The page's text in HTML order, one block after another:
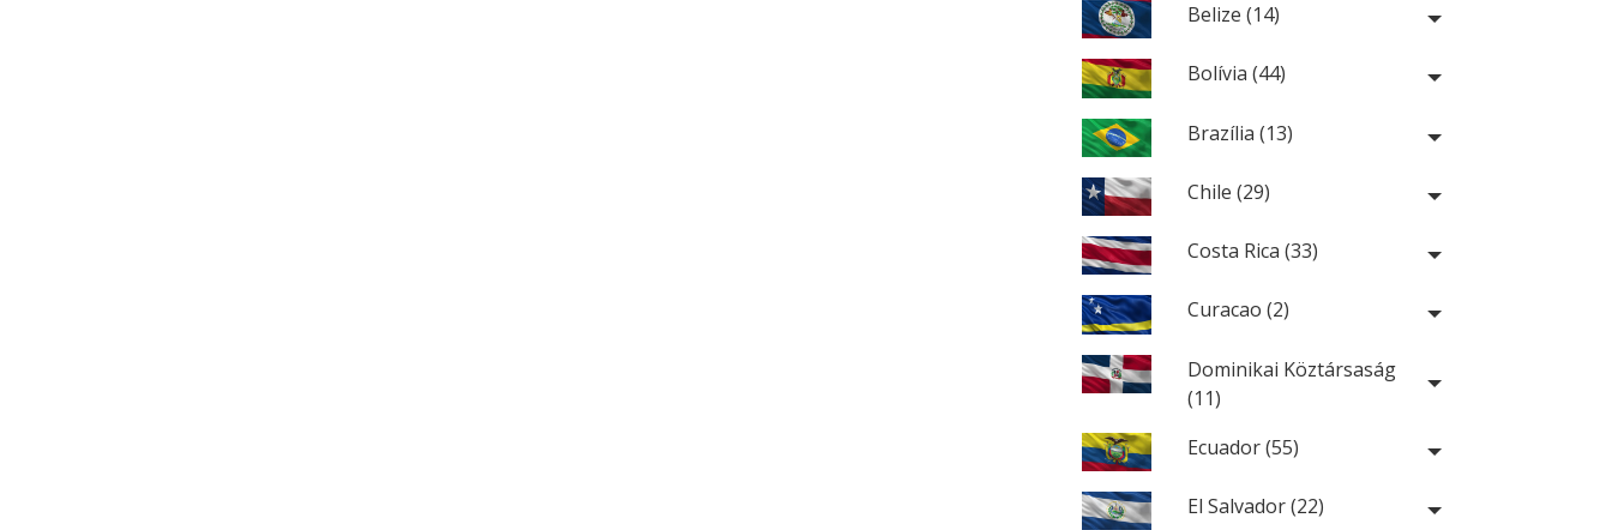
Belize (14)
Bolívia (44)
Brazília (13)
Chile (29)
Costa Rica (33)
Curacao (2)
Dominikai Köztársaság
(11)
Ecuador (55)
El Salvador (22)